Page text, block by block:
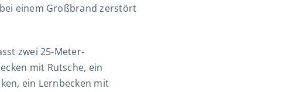
einem Großbrand zerstört
zwei 25-Meter-
mit Rutsche, ein
ein Lernbecken mit